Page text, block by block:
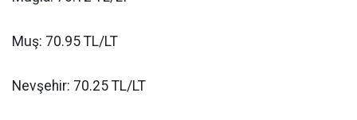
Muş: 70.95 TL/LT
Nevşehir: 70.25 TL/LT